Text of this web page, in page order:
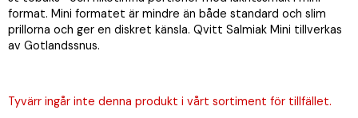
format. Mini formatet är mindre än både standard och slim
prillorna och ger en diskret känsla. Qvitt Salmiak Mini tillverkas
av Gotlandssnus.
Tyvärr ingår inte denna produkt i vårt sortiment för tillfället.